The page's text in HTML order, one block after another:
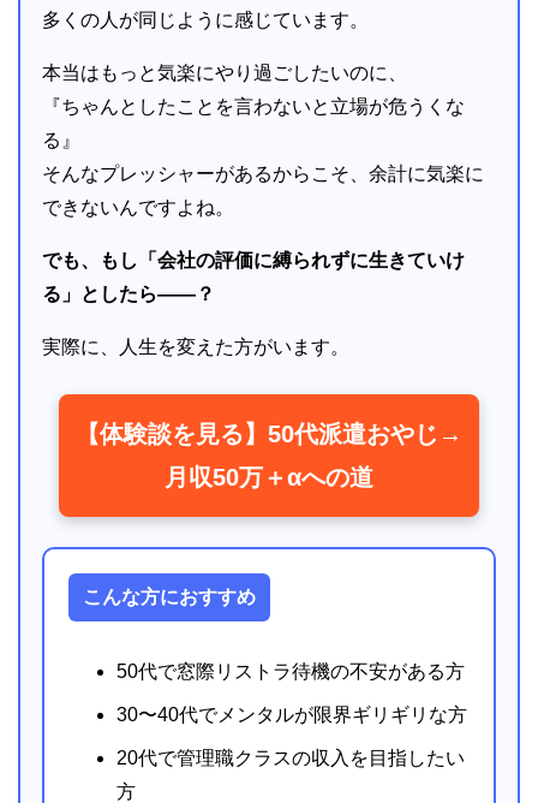
多くの人が同じように感じています。
本当はもっと気楽にやり過ごしたいのに、
『ちゃんとしたことを言わないと立場が危うくな
る』
そんなプレッシャーがあるからこそ、余計に気楽に
できないんですよね。
でも、もし「会社の評価に縛られずに生きていけ
る」としたら――？
実際に、人生を変えた方がいます。
【体験談を見る】50代派遣おやじ→
月収50万＋αへの道
こんな方におすすめ
50代で窓際リストラ待機の不安がある方
30〜40代でメンタルが限界ギリギリな方
20代で管理職クラスの収入を目指したい
方